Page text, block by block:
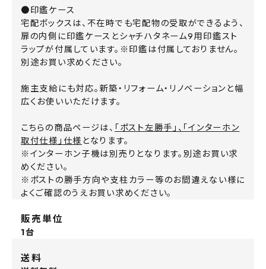
●印鑑ケース
宅配ボックスは、不在時でも宅配物の受取ができるよう、
扉の内側に印鑑ケースとシャチハタネーム9用印鑑スト
ラップが付属しています。※印鑑は付属しておりません。
別途お買い求めください。
施主支給にも対応。新築・リフォーム・リノベーションと幅
広くお使いいただけます。
こちらの商品ページは、 「ポスト左勝手」、「インターホン
取付仕様」仕様 となります。
※インターホン子機は別売りとなります。別途お買い求
めください。
※ポストの勝手方向や支柱カラー等のお間違えない様に
よくご確認のうえお買い求めください。
販売単位
1台
送料